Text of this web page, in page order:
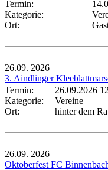
Termin:
Kategorie:
Ort:
26.09. 2026
3. Aindlinger
Termin:
26.09.2026
Kategorie:
Vereine
Ort:
hinter dem
26.09. 2026
Oktoberfest FC